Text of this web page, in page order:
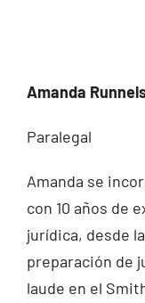
Amanda
Paralegal
Amanda se
con 10 años de
jurídica, desde
preparación de
laude en el